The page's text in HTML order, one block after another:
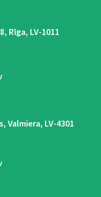
Rīga, LV-1011
Valmiera, LV-4301